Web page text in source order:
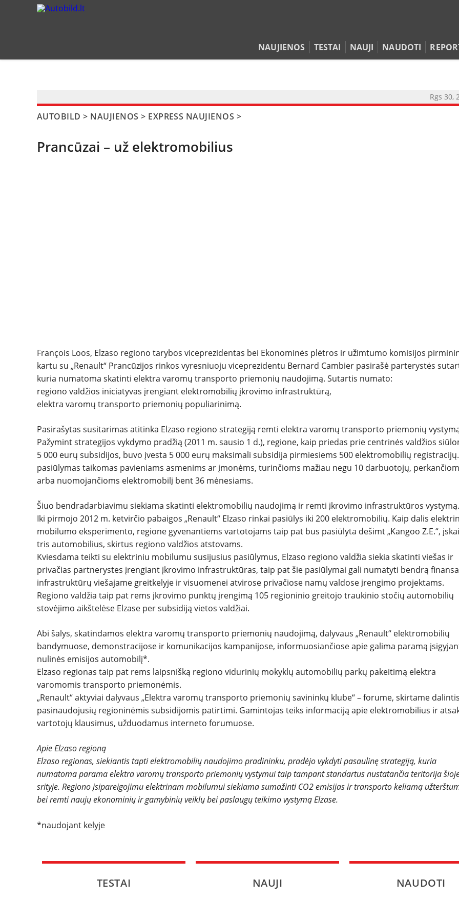
NAUJIENOS TESTAI NAUJI NAUDOTI
ĮVAIRENYBĖS
Rgs 30,
AUTOBILD > NAUJIENOS > EXPRESS NAUJIENOS >
Prancūzai – už elektromobilius
François Loos, Elzaso regiono tarybos viceprezidentas bei Ekonominės plėtros ir užimtumo komisijos
kartu su „Renault“ Prancūzijos rinkos vyresniuoju viceprezidentu Bernard Cambier pasirašė parterystės
kuria numatoma skatinti elektra varomų transporto priemonių naudojimą. Sutartis numato:
regiono valdžios iniciatyvas įrengiant elektromobilių įkrovimo infrastruktūrą,
elektra varomų transporto priemonių populiarinimą.
Pasirašytas susitarimas atitinka Elzaso regiono strategiją remti elektra varomų transporto priemonių
Pažymint strategijos vykdymo pradžią (2011 m. sausio 1 d.), regione, kaip priedas prie centrinės valdžios
5 000 eurų subsidijos, buvo įvesta 5 000 eurų maksimali subsidija pirmiesiems 500 elektromobilių registracijų.
pasiūlymas taikomas pavieniams asmenims ar įmonėms, turinčioms mažiau negu 10 darbuotojų,
arba nuomojančioms elektromobilį bent 36 mėnesiams.
Šiuo bendradarbiavimu siekiama skatinti elektromobilių naudojimą ir remti įkrovimo infrastruktūros vystymą.
Iki pirmojo 2012 m. ketvirčio pabaigos „Renault“ Elzaso rinkai pasiūlys iki 200 elektromobilių. Kaip dalis
mobilumo eksperimento, regione gyvenantiems vartotojams taip pat bus pasiūlyta dešimt „Kangoo Z.E.“,
tris automobilius, skirtus regiono valdžios atstovams.
Kviesdama teikti su elektriniu mobilumu susijusius pasiūlymus, Elzaso regiono valdžia siekia skatinti viešas ir
privačias partnerystes įrengiant įkrovimo infrastruktūras, taip pat šie pasiūlymai gali numatyti bendrą
infrastruktūrų viešajame greitkelyje ir visuomenei atvirose privačiose namų valdose įrengimo projektams.
Regiono valdžia taip pat rems įkrovimo punktų įrengimą 105 regioninio greitojo traukinio stočių automobilių
stovėjimo aikštelėse Elzase per subsidiją vietos valdžiai.
Abi šalys, skatindamos elektra varomų transporto priemonių naudojimą, dalyvaus „Renault“ elektromobilių
bandymuose, demonstracijose ir komunikacijos kampanijose, informuosiančiose apie galima paramą
nulinės emisijos automobilį*.
Elzaso regionas taip pat rems laipsnišką regiono vidurinių mokyklų automobilių parkų pakeitimą elektra
varomomis transporto priemonėmis.
„Renault“ aktyviai dalyvaus „Elektra varomų transporto priemonių savininkų klube“ – forume, skirtame dalintis
pasinaudojusių regioninėmis subsidijomis patirtimi. Gamintojas teiks informaciją apie elektromobilius ir
vartotojų klausimus, užduodamus interneto forumuose.
Apie Elzaso regioną
Elzaso regionas, siekiantis tapti elektromobilių naudojimo pradininku, pradėjo vykdyti pasaulinę strategiją, kuria
numatoma parama elektra varomų transporto priemonių vystymui taip tampant standartus nustatančia teritorija
srityje. Regiono įsipareigojimu elektrinam mobilumui siekiama sumažinti CO2 emisijas ir transporto keliamą
bei remti naujų ekonominių ir gamybinių veiklų bei paslaugų teikimo vystymą Elzase.
*naudojant kelyje
TESTAI NAUJI NAUDOTI